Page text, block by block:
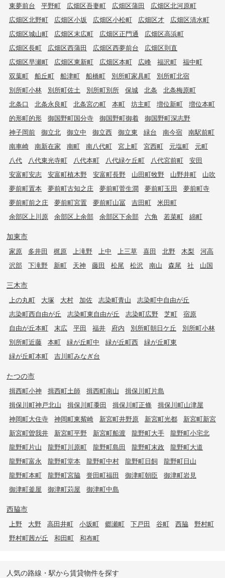
東夢前台
平野町 広畑区吾妻町 広畑区蒲田
広畑区北河原町
広畑区北野町
広畑区小坂 広畑区小松町 広畑区才
広畑区清水町
広畑区城山町
広畑区末広町 広畑区正門通
広畑区高浜町
広畑区長町
広畑区西蒲田 広畑区西夢前台
広畑区則直
広畑区早瀬町
広畑区東新町 広畑区本町 広峰 福沢町
福中町
双葉町
船丘町 船津町 船橋町 別所町家具町
別所町北宿
別所町小林
別所町佐土 別所町別所 保城 北条
北条梅原町
北条口
北条永良町 北条宮の町 本町 坊主町 増位新町
増位本町
的形町的形
御国野町国分寺 御国野町御着
御国野町深志野
神子岡前
御立北 御立中 御立西 御立東 緑台 南今宿
南駅前町
南車崎
南新在家 南町 南八代町 宮上町 宮西町 元塩町
元町
八代
八代東光寺町 八代本町 八代緑ケ丘町 八代宮前町
安田
安富町安志
安富町植木野 安富町長野 山田町牧野 山野井町
山吹
夢前町置本
夢前町古知之庄 夢前町菅生澗 夢前町玉田
夢前町寺
夢前町前之庄
夢前町宮置 夢前町山冨 吉田町
米田町
余部区上川原
余部区上余部 余部区下余部 六角 若菜町 綿町
加東市
家原 多井田 梶原 上滝野 上中 上三草 喜田 北野 木梨
河高
沢部
下滝野 新町 天神 藤田 松尾 松沢 南山 森尾 社 山国
三木市
上の丸町 大塚 大村 加佐 志染町青山
志染町中自由が丘
志染町西自由が丘
志染町東自由が丘 志染町広野 芝町
宿原
自由が丘本町
末広 平田 福井 府内 別所町朝日ケ丘
別所町小林
別所町近藤
本町 緑が丘町中 緑が丘町西
緑が丘町東
緑が丘町本町
吉川町みなぎ台
たつの市
揖西町小神 揖西町土師 揖西町南山
揖保川町片島
揖保川町神戸北山
揖保川町黍田 揖保川町正條
揖保川町山津屋
神岡町大住寺
神岡町東觜崎 新宮町井野原 新宮町光都
新宮町新宮
新宮町曽我井
新宮町平野 新宮町船渡 龍野町大手
龍野町小宅北
龍野町片山
龍野町川原町 龍野町島田 龍野町末政
龍野町大道
龍野町富永
龍野町堂本 龍野町中村 龍野町日飼
龍野町日山
龍野町本町
龍野町宮脇 誉田町福田 御津町朝臣
御津町岩見
御津町釜屋
御津町苅屋 御津町中島
西脇市
上野 大野 高田井町 小坂町 郷瀬町 下戸田 谷町 西脇
野村町
野村町茜が丘
和田町 和布町
人気の路線・駅から賃貸物件を探す